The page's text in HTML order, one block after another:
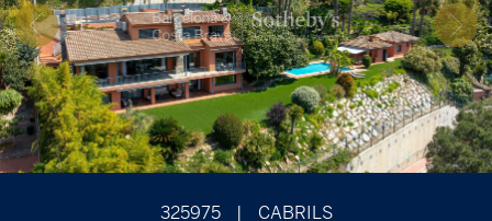
325975 CABRILS